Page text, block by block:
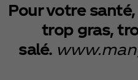
Pour votre
trop gras,
salé.